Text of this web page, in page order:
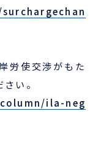
労使交渉がもた
い。
ila-neg